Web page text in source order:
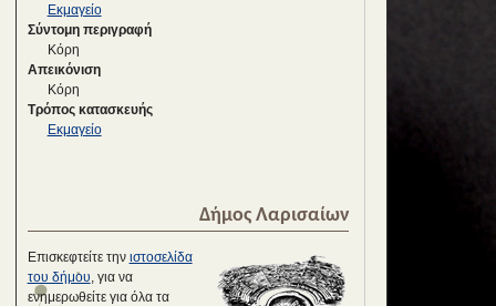
Εκμαγείο
Σύντομη περιγραφή
Κόρη
Απεικόνιση
Κόρη
Τρόπος κατασκευής
Εκμαγείο
Δήμος Λαρισαίων
Επισκεφτείτε την ιστοσελίδα
του δήμου, για να
ενημερωθείτε για όλα τα